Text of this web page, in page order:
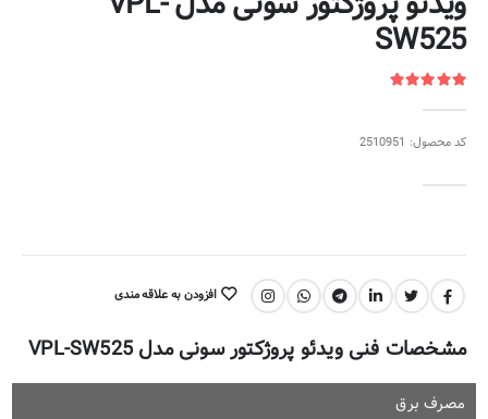
SW525
کد محصول: 2510951
اشتراک گذاری: افزودن به علاقه مندی
مشخصات فنی ویدئو پروژکتور سونی مدل VPL-SW525
مصرف برق